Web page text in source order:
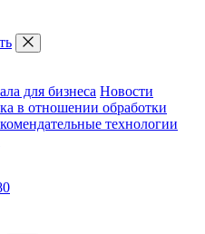
для бизнеса Новости
в отношении обработки
технологии